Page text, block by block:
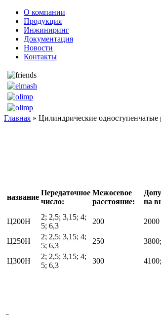
О компании
Продукция
Инжиниринг
Документация
Новости
Контакты
Главная » Цилиндрические одноступенчатые
название
Передаточное
число:
Межосевое
расстояние:
на
Ц200Н
2; 2,5; 3,15; 4;
5; 6,3
200 2000
Ц250Н
2; 2,5; 3,15; 4;
5; 6,3
250
Ц300Н
2; 2,5; 3,15; 4;
5; 6,3
300